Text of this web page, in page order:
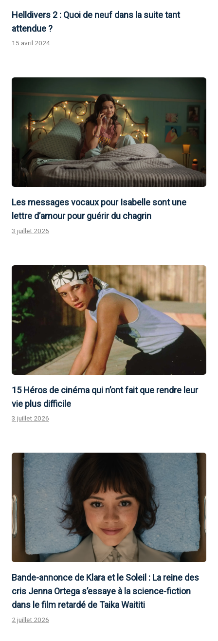
Helldivers 2 : Quoi de neuf dans la suite tant
attendue ?
15 avril 2024
Les messages vocaux pour Isabelle sont une
lettre d’amour pour guérir du chagrin
3 juillet 2026
15 Héros de cinéma qui n’ont fait que rendre leur
vie plus difficile
3 juillet 2026
Bande-annonce de Klara et le Soleil : La reine des
cris Jenna Ortega s’essaye à la science-fiction
dans le film retardé de Taika Waititi
2 juillet 2026